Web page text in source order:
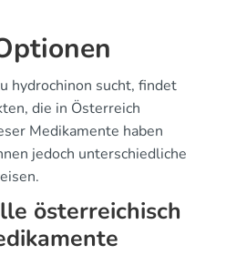
hydrochinon sucht, findet
die in Österreich
Medikamente haben
jedoch unterschiedliche
österreichisch